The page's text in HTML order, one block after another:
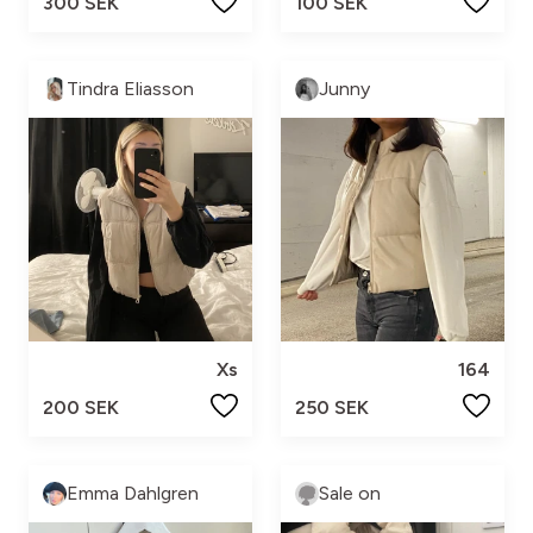
Tindra Eliasson
Xs
200 SEK
Junny
164
250 SEK
Emma Dahlgren Sale on